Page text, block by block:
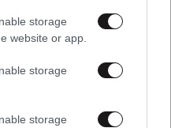
storage
website or app.
storage
storage
08·01·2020 19:26